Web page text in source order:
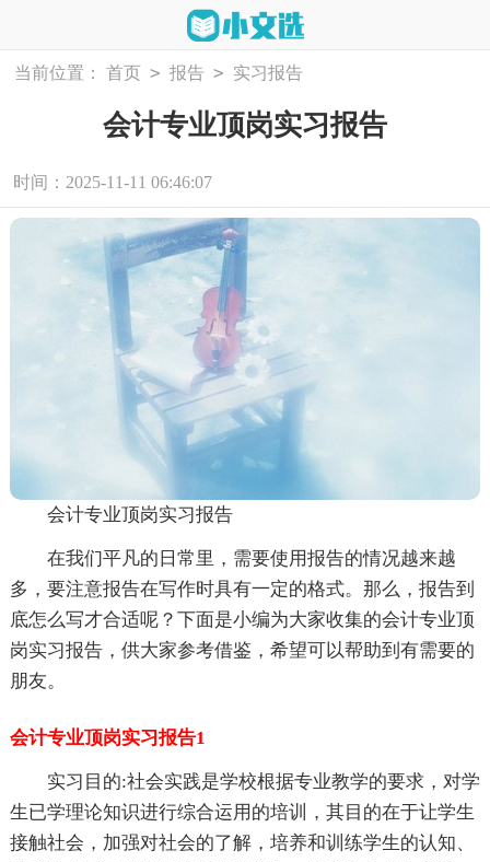
当前位置： 首页 > 报告 > 实习报告
会计专业顶岗实习报告
时间：2025-11-11 06:46:07
会计专业顶岗实习报告
在我们平凡的日常里，需要使用报告的情况越来越
多，要注意报告在写作时具有一定的格式。那么，报告到
底怎么写才合适呢？下面是小编为大家收集的会计专业顶
岗实习报告，供大家参考借鉴，希望可以帮助到有需要的
朋友。
会计专业顶岗实习报告1
实习目的:社会实践是学校根据专业教学的要求，对学
生已学理论知识进行综合运用的培训，其目的在于让学生
接触社会，加强对社会的了解，培养和训练学生的认知、